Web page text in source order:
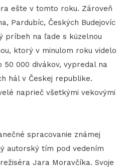
ešte v tomto roku. Zároveň
Pardubíc, Českých Budejovíc
príbeh na ľade s kúzelnou
ktorý v minulom roku videlo
50 000 divákov, vypredal na
hál v Českej republike.
naprieč všetkými vekovými
spracovanie známej
autorský tím pod vedením
Jara Moravčíka. Svoje